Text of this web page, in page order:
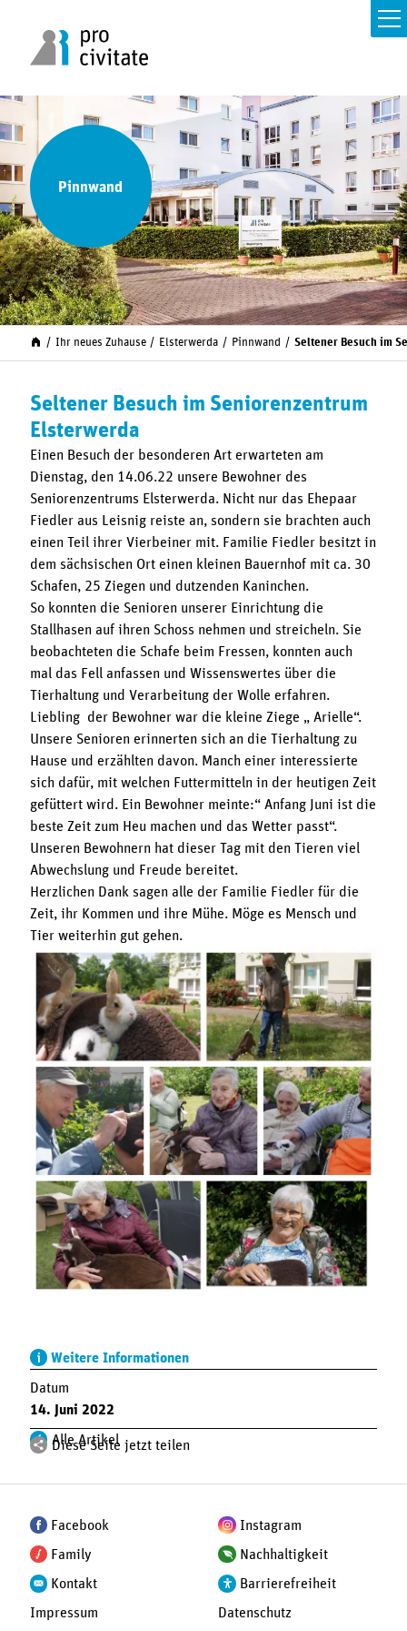
Pinnwand
Ihr neues Zuhause Elsterwerda Pinnwand Seltener Besuch im
Seltener Besuch im Seniorenzentrum
Elsterwerda
Einen Besuch der besonderen Art erwarteten am
Dienstag, den 14.06.22 unsere Bewohner des
Seniorenzentrums Elsterwerda. Nicht nur das Ehepaar
Fiedler aus Leisnig reiste an, sondern sie brachten auch
einen Teil ihrer Vierbeiner mit. Familie Fiedler besitzt in
dem sächsischen Ort einen kleinen Bauernhof mit ca. 30
Schafen, 25 Ziegen und dutzenden Kaninchen.
So konnten die Senioren unserer Einrichtung die
Stallhasen auf ihren Schoss nehmen und streicheln. Sie
beobachteten die Schafe beim Fressen, konnten auch
mal das Fell anfassen und Wissenswertes über die
Tierhaltung und Verarbeitung der Wolle erfahren.
Liebling der Bewohner war die kleine Ziege „ Arielle“.
Unsere Senioren erinnerten sich an die Tierhaltung zu
Hause und erzählten davon. Manch einer interessierte
sich dafür, mit welchen Futtermitteln in der heutigen Zeit
gefüttert wird. Ein Bewohner meinte:“ Anfang Juni ist die
beste Zeit zum Heu machen und das Wetter passt“.
Unseren Bewohnern hat dieser Tag mit den Tieren viel
Abwechslung und Freude bereitet.
Herzlichen Dank sagen alle der Familie Fiedler für die
Zeit, ihr Kommen und ihre Mühe. Möge es Mensch und
Tier weiterhin gut gehen.
Weitere Informationen
Datum
14. Juni 2022
Alle Artikel
Diese Seite jetzt teilen
Facebook Instagram
Family Nachhaltigkeit
Kontakt Barrierefreiheit
Impressum Datenschutz